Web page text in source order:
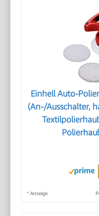
Einhell Auto-
(An-/Ausschalter,
* Anzeige